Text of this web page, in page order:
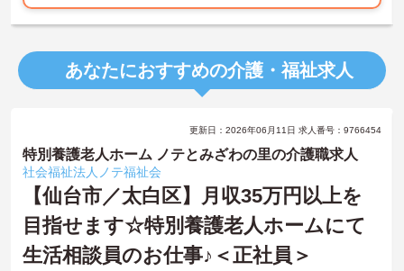
あなたにおすすめの介護・福祉求人
更新日：2026年06月11日 求人番号：9766454
特別養護老人ホーム ノテとみざわの里の介護職求人
社会福祉法人ノテ福祉会
【仙台市／太白区】月収35万円以上を
目指せます☆特別養護老人ホームにて
生活相談員のお仕事♪＜正社員＞